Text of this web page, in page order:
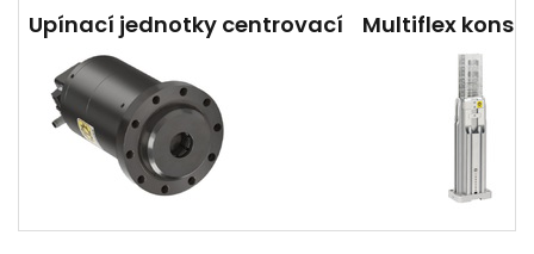
Upínací jednotky centrovací Multiflex